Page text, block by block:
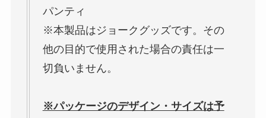
パンティ
※本製品はジョークグッズです。その
他の目的で使用された場合の責任は一
切負いません。
※パッケージのデザイン・サイズは予